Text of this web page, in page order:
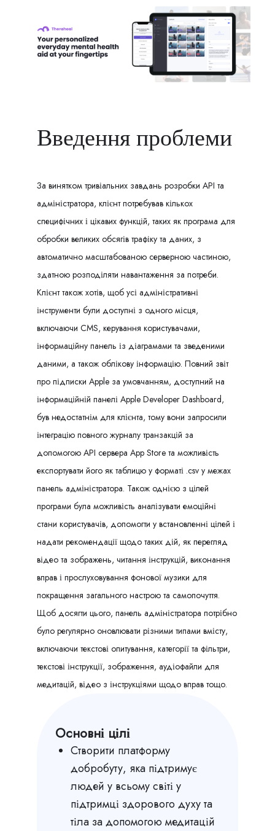
Введення проблеми
За винятком тривіальних завдань розробки API та
адміністратора, клієнт потребував кількох
специфічних і цікавих функцій, таких як програма для
обробки великих обсягів трафіку та даних, з
автоматично масштабованою серверною частиною,
здатною розподіляти навантаження за потреби.
Клієнт також хотів, щоб усі адміністративні
інструменти були доступні з одного місця,
включаючи CMS, керування користувачами,
інформаційну панель із діаграмами та зведеними
даними, а також облікову інформацію. Повний звіт
про підписки Apple за умовчанням, доступний на
інформаційній панелі Apple Developer Dashboard,
був недостатнім для клієнта, тому вони запросили
інтеграцію повного журналу транзакцій за
допомогою API сервера App Store та можливість
експортувати його як таблицю у форматі .csv у межах
панель адміністратора. Також однією з цілей
програми була можливість аналізувати емоційні
стани користувачів, допомогти у встановленні цілей і
надати рекомендації щодо таких дій, як перегляд
відео та зображень, читання інструкцій, виконання
вправ і прослуховування фонової музики для
покращення загального настрою та самопочуття.
Щоб досягти цього, панель адміністратора потрібно
було регулярно оновлювати різними типами вмісту,
включаючи текстові опитування, категорії та фільтри,
текстові інструкції, зображення, аудіофайли для
медитацій, відео з інструкціями щодо вправ тощо.
Основні цілі
Створити платформу
добробуту, яка підтримує
людей у ​​всьому світі у
підтримці здорового духу та
тіла за допомогою медитацій